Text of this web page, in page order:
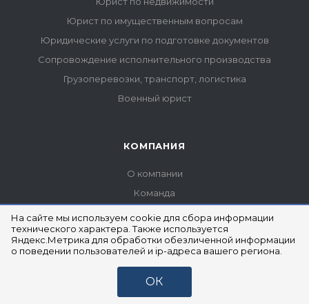
На сайте мы используем cookie для сбора информации
технического характера. Также используется
Яндекс.Метрика для обработки обезличенной информации
о поведении пользователей и ip-адреса вашего региона.
ОК